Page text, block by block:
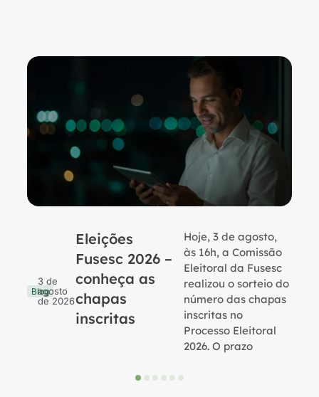
Blog
3 de
agosto
de 2026
Eleições
Fusesc 2026 –
conheça as
chapas
inscritas
Hoje, 3 de agosto,
às 16h, a Comissão
Eleitoral da Fusesc
realizou o sorteio do
número das chapas
inscritas no
Processo Eleitoral
2026. O prazo